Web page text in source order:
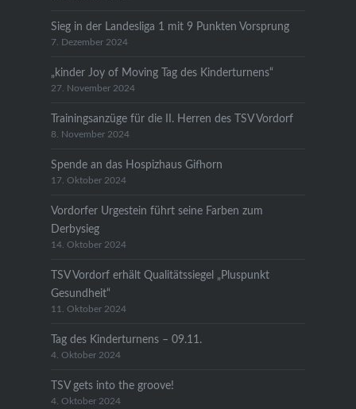
Sieg in der Landesliga 1 mit 9 Punkten Vorsprung
7. Dezember 2024
„kinder Joy of Moving Tag des Kinderturnens“
27. November 2024
Trainingsanzüge für die II. Herren des TSV Vordorf
8. November 2024
Spende an das Hospizhaus Gifhorn
17. Oktober 2024
Vordorfer Urgestein führt seine Farben zum
Derbysieg
14. Oktober 2024
TSV Vordorf erhält Qualitätssiegel „Pluspunkt
Gesundheit“
11. Oktober 2024
Tag des Kinderturnens – 09.11.
4. Oktober 2024
TSV gets into the groove!
4. Oktober 2024